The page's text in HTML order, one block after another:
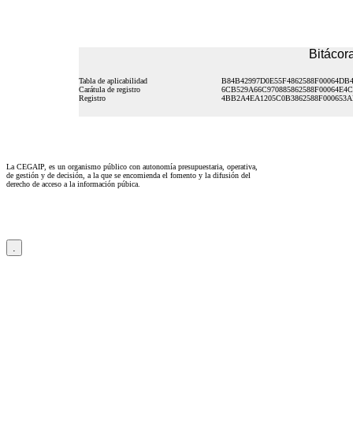
Tabla de aplicabilidad
Carátula de registro
Registro
La CEGAIP, es un organismo público con autonomía presupuestaria, operativa,
de gestión y de decisión, a la que se encomienda el fomento y la difusión del
derecho de acceso a la información púbica.